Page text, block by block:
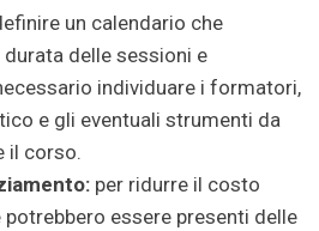
un calendario che
delle sessioni e
individuare i formatori,
e gli eventuali strumenti da
il corso.
per ridurre il costo
essere presenti delle